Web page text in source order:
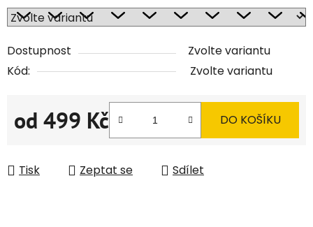
Dostupnost
Zvolte variantu
Kód:
Zvolte variantu
od 499 Kč DO KOŠÍKU
Tisk Zeptat se Sdílet